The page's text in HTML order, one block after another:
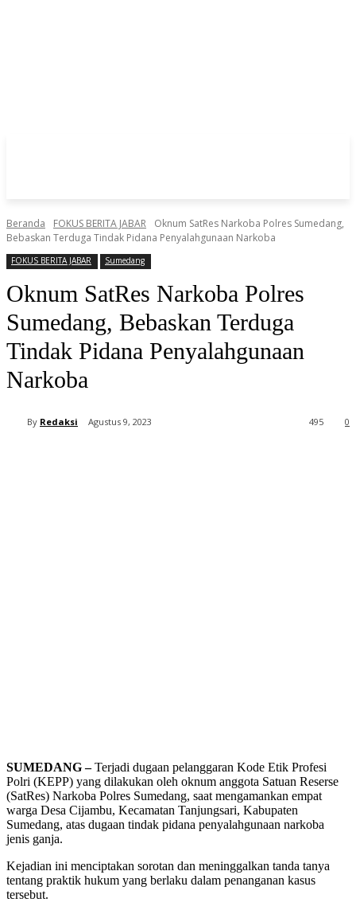
Beranda FOKUS BERITA JABAR
Oknum SatRes Narkoba Polres Sumedang,
Bebaskan Terduga Tindak Pidana Penyalahgunaan Narkoba
FOKUS BERITA JABAR Sumedang
Oknum SatRes Narkoba Polres
Sumedang, Bebaskan Terduga
Tindak Pidana Penyalahgunaan
Narkoba
By Redaksi Agustus 9, 2023 0
495
SUMEDANG –Terjadi dugaan pelanggaran Kode Etik Profesi
Polri (KEPP) yang dilakukan oleh oknum anggota Satuan Reserse
(SatRes) Narkoba Polres Sumedang, saat mengamankan empat
warga Desa Cijambu, Kecamatan Tanjungsari, Kabupaten
Sumedang, atas dugaan tindak pidana penyalahgunaan narkoba
jenis ganja.
Kejadian ini menciptakan sorotan dan meninggalkan tanda tanya
tentang praktik hukum yang berlaku dalam penanganan kasus
tersebut.